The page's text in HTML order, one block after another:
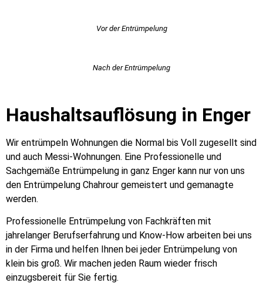
Vor der Entrümpelung
Nach der Entrümpelung
Haushaltsauflösung in Enger
Wir entrümpeln Wohnungen die Normal bis Voll zugesellt sind
und auch Messi-Wohnungen. Eine Professionelle und
Sachgemäße Entrümpelung in ganz Enger kann nur von uns
den Entrümpelung Chahrour gemeistert und gemanagte
werden.
Professionelle Entrümpelung von Fachkräften mit
jahrelanger Berufserfahrung und Know-How arbeiten bei uns
in der Firma und helfen Ihnen bei jeder Entrümpelung von
klein bis groß. Wir machen jeden Raum wieder frisch
einzugsbereit für Sie fertig.